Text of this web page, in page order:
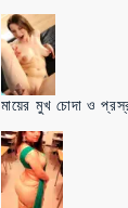
মায়ের মুখ চোদা ও